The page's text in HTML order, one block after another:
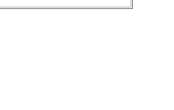
¿Tienes alguna duda? 900 264 357